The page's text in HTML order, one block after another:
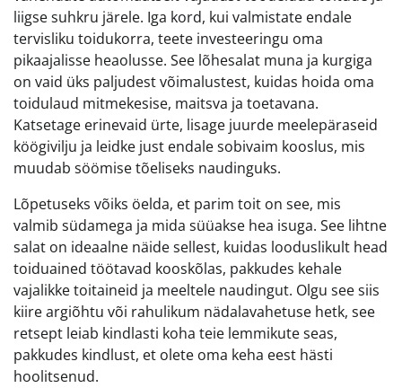
liigse suhkru järele. Iga kord, kui valmistate endale
tervisliku toidukorra, teete investeeringu oma
pikaajalisse heaolusse. See lõhesalat muna ja kurgiga
on vaid üks paljudest võimalustest, kuidas hoida oma
toidulaud mitmekesise, maitsva ja toetavana.
Katsetage erinevaid ürte, lisage juurde meelepäraseid
köögivilju ja leidke just endale sobivaim kooslus, mis
muudab söömise tõeliseks naudinguks.
Lõpetuseks võiks öelda, et parim toit on see, mis
valmib südamega ja mida süüakse hea isuga. See lihtne
salat on ideaalne näide sellest, kuidas looduslikult head
toiduained töötavad kooskõlas, pakkudes kehale
vajalikke toitaineid ja meeltele naudingut. Olgu see siis
kiire argiõhtu või rahulikum nädalavahetuse hetk, see
retsept leiab kindlasti koha teie lemmikute seas,
pakkudes kindlust, et olete oma keha eest hästi
hoolitsenud.